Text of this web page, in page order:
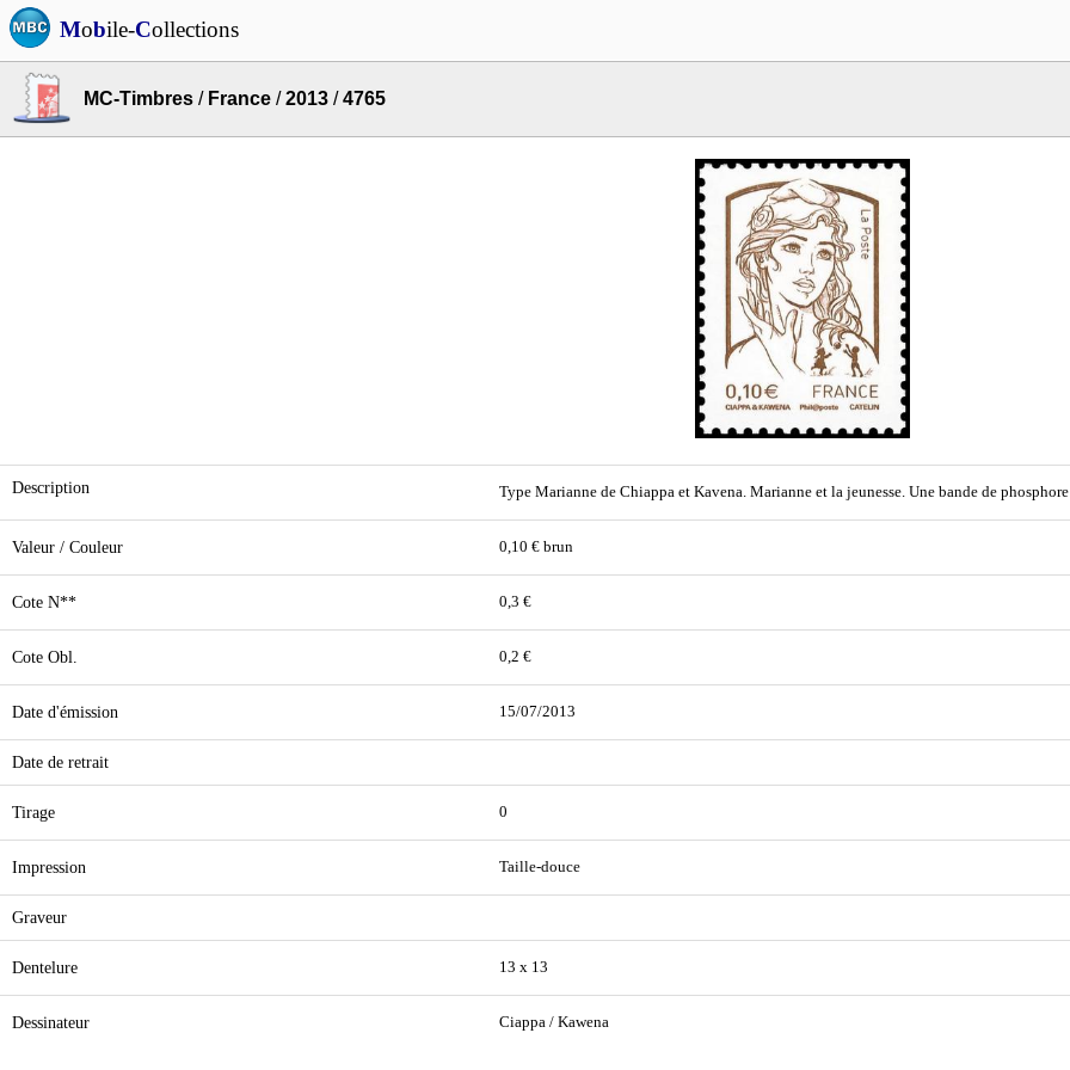
Mobile-Collections
MC-Timbres / France /2013 /4765
Description Type Marianne de Chiappa et Kavena. Marianne et la jeunesse. Une bande de
Valeur / Couleur 0,10 € brun
Cote N** 0,3 €
Cote Obl. 0,2 €
Date d'émission 15/07/2013
Date de retrait
Tirage 0
Impression Taille-douce
Graveur
Dentelure 13 x 13
Dessinateur Ciappa / Kawena